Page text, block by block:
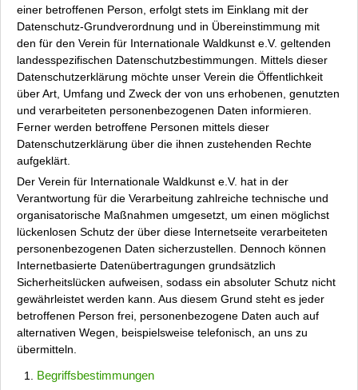
einer betroffenen Person, erfolgt stets im Einklang mit der
Datenschutz-Grundverordnung und in Übereinstimmung mit
den für den Verein für Internationale Waldkunst e.V. geltenden
landesspezifischen Datenschutzbestimmungen. Mittels dieser
Datenschutzerklärung möchte unser Verein die Öffentlichkeit
über Art, Umfang und Zweck der von uns erhobenen, genutzten
und verarbeiteten personenbezogenen Daten informieren.
Ferner werden betroffene Personen mittels dieser
Datenschutzerklärung über die ihnen zustehenden Rechte
aufgeklärt.
Der Verein für Internationale Waldkunst e.V. hat in der
Verantwortung für die Verarbeitung zahlreiche technische und
organisatorische Maßnahmen umgesetzt, um einen möglichst
lückenlosen Schutz der über diese Internetseite verarbeiteten
personenbezogenen Daten sicherzustellen. Dennoch können
Internetbasierte Datenübertragungen grundsätzlich
Sicherheitslücken aufweisen, sodass ein absoluter Schutz nicht
gewährleistet werden kann. Aus diesem Grund steht es jeder
betroffenen Person frei, personenbezogene Daten auch auf
alternativen Wegen, beispielsweise telefonisch, an uns zu
übermitteln.
Begriffsbestimmungen